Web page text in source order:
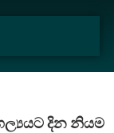
දින නියම